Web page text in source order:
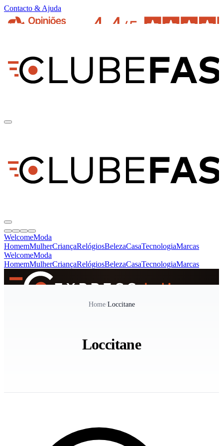
Contacto & Ajuda
WelcomeModa
HomemMulherCriançaRelógiosBelezaCasaTecnologiaMarcas
WelcomeModa
HomemMulherCriançaRelógiosBelezaCasaTecnologiaMarcas
Home/Loccitane
Loccitane